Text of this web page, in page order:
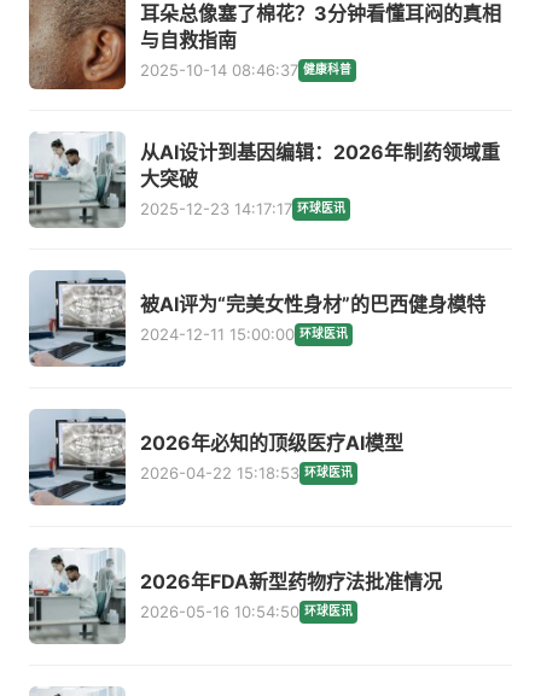
耳朵总像塞了棉花？3分钟看懂耳闷的真相
与自救指南
2025-10-14 08:46:37 健康科普
从AI设计到基因编辑：2026年制药领域重
大突破
2025-12-23 14:17:17 环球医讯
被AI评为“完美女性身材”的巴西健身模特
2024-12-11 15:00:00 环球医讯
2026年必知的顶级医疗AI模型
2026-04-22 15:18:53 环球医讯
2026年FDA新型药物疗法批准情况
2026-05-16 10:54:50 环球医讯